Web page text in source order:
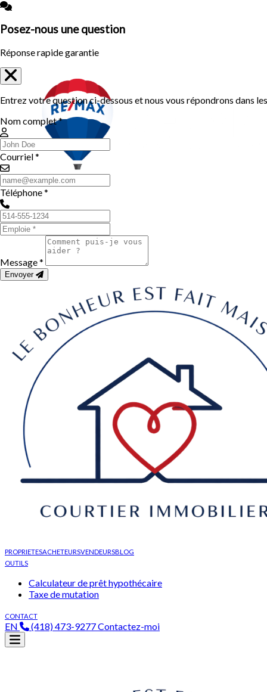
PROPRIETESACHETEURSVENDEURSBLOG
OUTILS
Calculateur de prêt hypothécaire
Taxe de mutation
CONTACT
EN (418) 473-9277Contactez-moi
Posez-nous une question
Réponse rapide garantie
Entrez votre question ci-dessous et nous vous répondrons dans
Nom complet *
Courriel *
Téléphone *
Message *
Envoyer